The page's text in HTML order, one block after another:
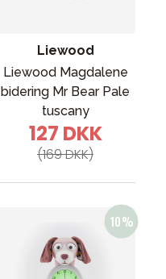
Liewood
Liewood Magdalene
bidering Mr Bear Pale
tuscany
127 DKK
(169 DKK)